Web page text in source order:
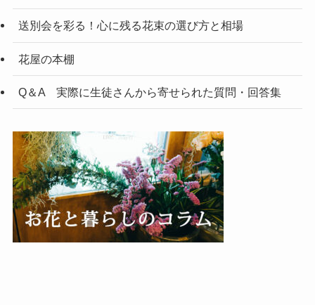
送別会を彩る！心に残る花束の選び方と相場
花屋の本棚
Q＆A 実際に生徒さんから寄せられた質問・回答集